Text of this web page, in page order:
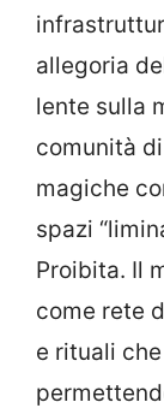
allegoria
lente sulla
comunità
magiche
spazi
Proibita. Il
come rete
e rituali